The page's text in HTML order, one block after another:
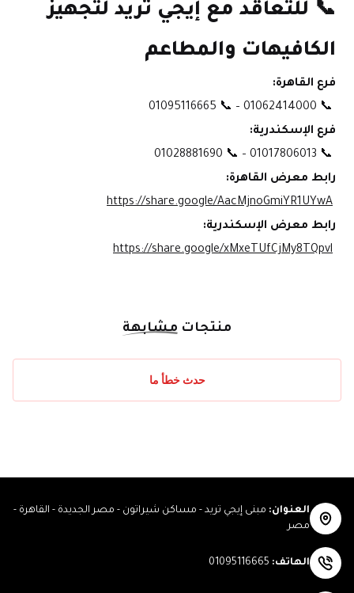
📞 للتعاقد مع إيجي تريد لتجهيز
الكافيهات والمطاعم
فرع القاهرة:
فرع الإسكندرية:
رابط معرض القاهرة:
https://share.google/AacMjnoGmiYR1UYwA
رابط معرض الإسكندرية:
https://share.google/xMxeTUfCjMy8TQpvl
منتجات مشابهة
حدث خطأ ما
العنوان: مبنى إيجي تريد - مساكن شيراتون - مصر الجديدة - القاهرة -
مصر
الهاتف:
01095116665